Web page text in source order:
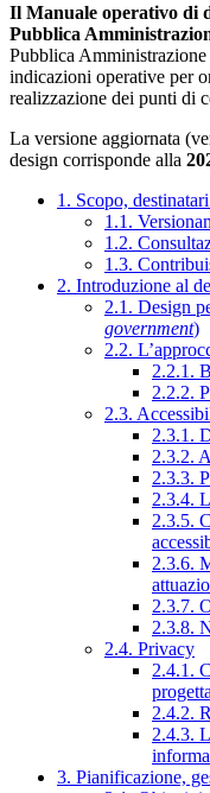
Il Manuale operativo di
Pubblica
Pubblica
indicazioni operative per
realizzazione dei punti di
La versione aggiornata
design corrisponde alla
1. Scopo,
1.1.
1.2.
1.3.
2. Introduzione al
2.1. Design
government)
2.2.
2.2.1.
2.2.2.
2.3.
2.3.1.
2.3.2.
2.3.3.
2.3.4.
2.3.5.
2.3.6.
2.3.7.
2.3.8.
2.4. Privacy
2.4.1.
2.4.2.
2.4.3.
3. Pianificazione,